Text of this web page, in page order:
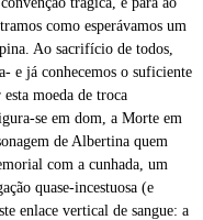
como esperávamos um
Ao sacrifício de todos,
e já conhecemos o suficiente
moeda de troca
se em dom, a Morte em
de Albertina quem
com a cunhada, um
quase-incestuosa (e
enlace vertical de sangue: a